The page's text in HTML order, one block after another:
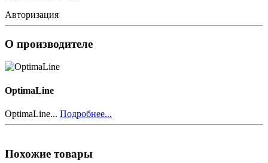
Авторизация
О производителе
OptimaLine
OptimaLine... Подробнее...
Похожие товары